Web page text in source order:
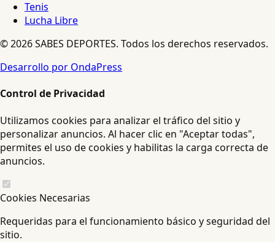
Tenis
Lucha Libre
© 2026 SABES DEPORTES. Todos los derechos reservados.
Desarrollo por OndaPress
Control de Privacidad
Utilizamos cookies para analizar el tráfico del sitio y
personalizar anuncios. Al hacer clic en "Aceptar todas",
permites el uso de cookies y habilitas la carga correcta de
anuncios.
Cookies Necesarias
Requeridas para el funcionamiento básico y seguridad del
sitio.